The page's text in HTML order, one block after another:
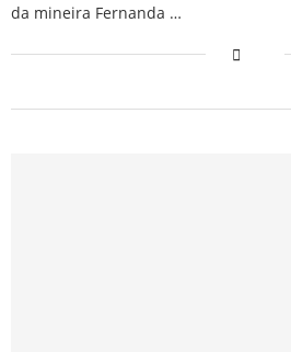
da mineira Fernanda …